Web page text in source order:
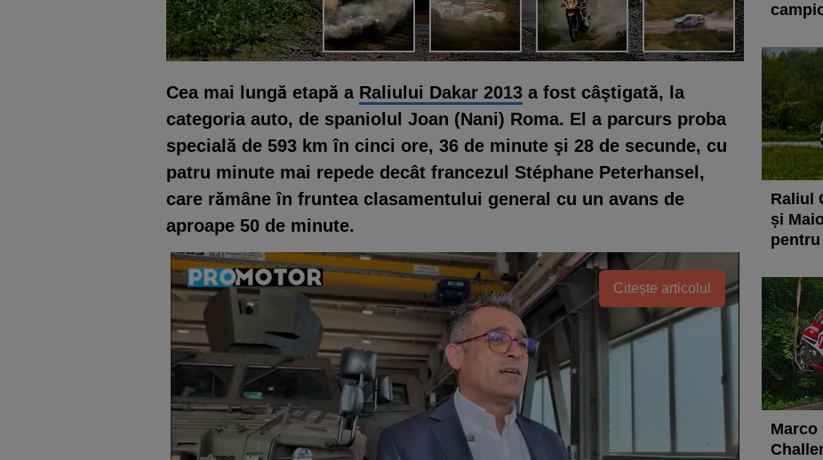
Cea mai lungă etapă a Raliului Dakar 2013 a fost câştigată, la
categoria auto, de spaniolul Joan (Nani) Roma. El a parcurs proba
specială de 593 km în cinci ore, 36 de minute şi 28 de secunde, cu
patru minute mai repede decât francezul Stéphane Peterhansel,
care rămâne în fruntea clasamentului general cu un avans de
aproape 50 de minute.
Citește articolul
Raliul
și
Marco